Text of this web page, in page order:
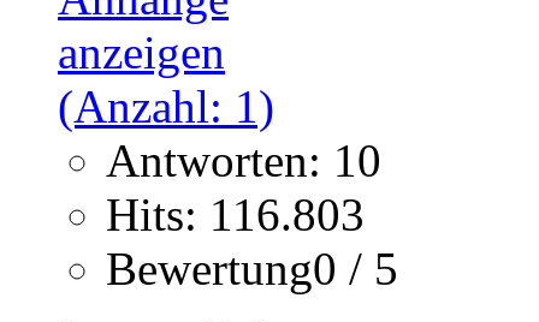
Antworten: 10
Hits: 116.803
Bewertung0 / 5